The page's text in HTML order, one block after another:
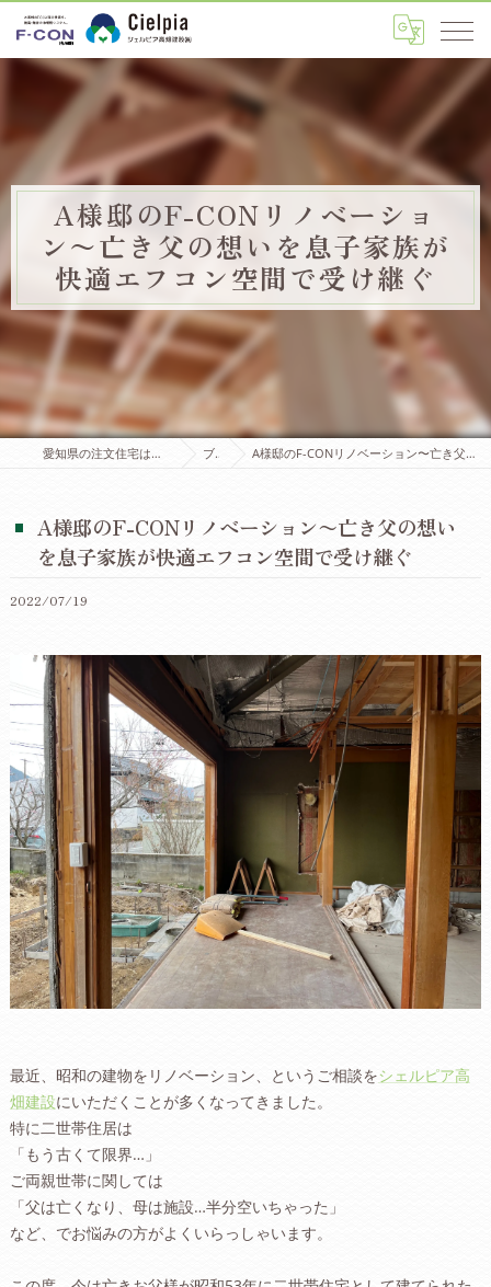
A様邸のF-CONリノベーショ
ン〜亡き父の想いを息子家族が
快適エフコン空間で受け継ぐ
愛知県の注文住宅はシェルピア高畑建設株式会社 ブログ A様邸のF-CONリノベーション〜亡き父の想いを息子家族が快適エフコン空間で受け継ぐ
A様邸のF-CONリノベーション〜亡き父の想い
を息子家族が快適エフコン空間で受け継ぐ
2022/07/19
最近、昭和の建物をリノベーション、というご相談をシェルピア高
畑建設にいただくことが多くなってきました。
特に二世帯住居は
「もう古くて限界…」
ご両親世帯に関しては
「父は亡くなり、母は施設…半分空いちゃった」
など、でお悩みの方がよくいらっしゃいます。